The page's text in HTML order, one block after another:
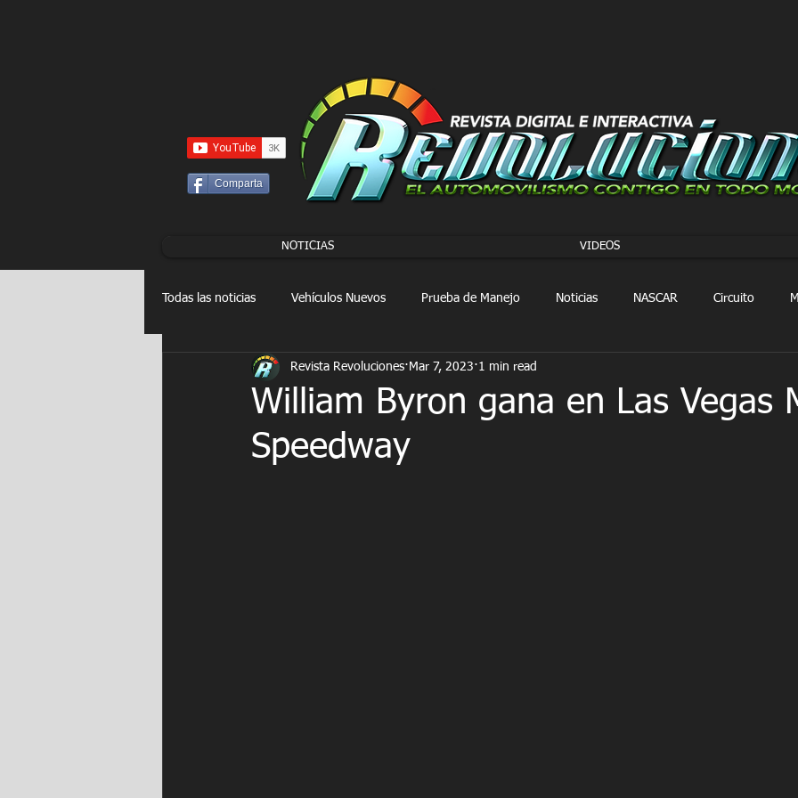
Comparta
NOTICIAS VIDEOS
Todas las noticias Vehículos Nuevos Prueba de Manejo Noticias NASCAR Circuito
Drag Racing FORMULA E FORMULA 1 Extreme E
William Byron gana en Las Vegas
Speedway
Revista Revoluciones Mar 7, 2023 1 min read